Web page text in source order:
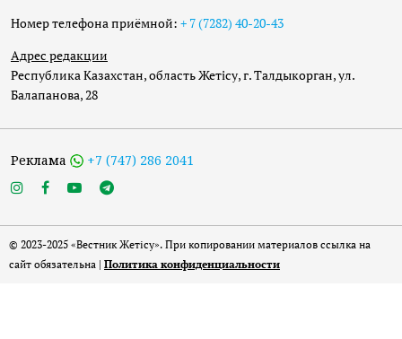
Номер телефона приёмной: + 7 (7282) 40-20-43
Адрес редакции
Республика Казахстан, область Жетісу, г. Талдыкорган, ул.
Балапанова, 28
Реклама +7 (747) 286 2041
© 2023-2025 «Вестник Жетісу». При копировании материалов ссылка на
сайт обязательна | Политика конфиденциальности